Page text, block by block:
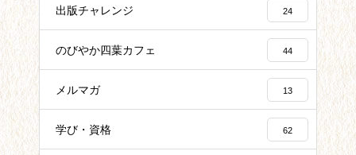
出版チャレンジ 24
のびやか四葉カフェ 44
メルマガ 13
学び・資格 62